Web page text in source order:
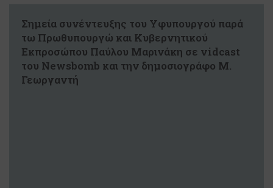
Σημεία συνέντευξης του Υφυπουργού παρά
τω Πρωθυπουργώ και Κυβερνητικού
Εκπροσώπου Παύλου Μαρινάκη σε vidcast
του Newsbomb και την δημοσιογράφο M.
Γεωργαντή